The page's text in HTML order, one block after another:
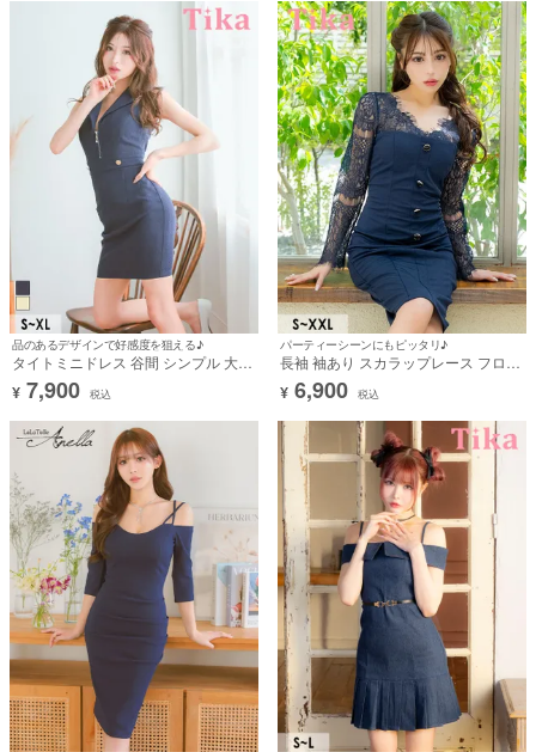
品のあるデザインで好感度を狙える♪
タイトミニドレス 谷間 シンプル 大人
ノースリーブ 上品 ツイード バストジ
ップ 襟付き ブラジャーのまま ボタン
¥ 7,900 税込
パーティーシーンにもピッタリ♪
長袖 袖あり スカラップレース フロン
トボタン タイト 膝丈ドレス (Sサイズ
～XXLサイズ) (れいぽよ/キャバドレ
¥ 6,900 税込